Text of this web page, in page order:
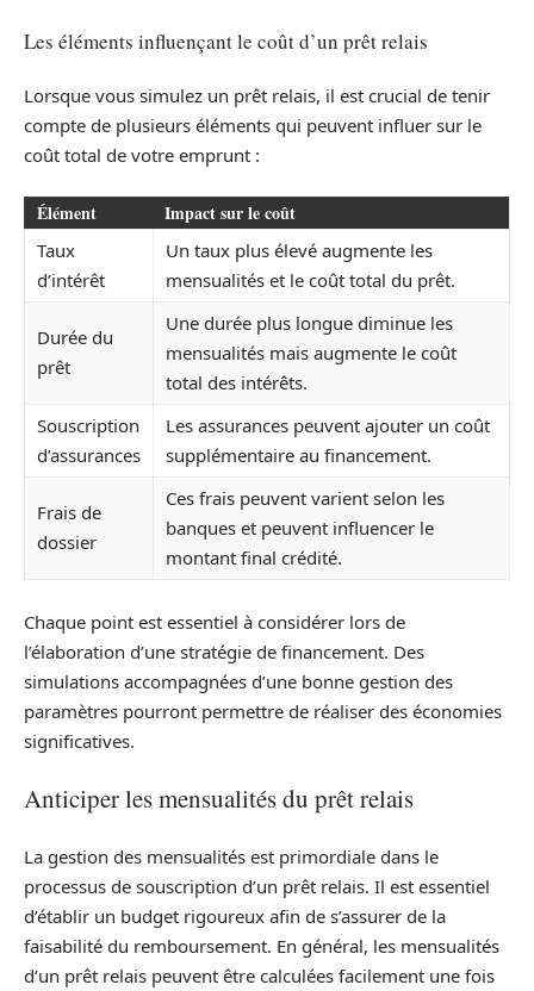
Les éléments influençant le coût d’un prêt relais
Lorsque vous simulez un prêt relais, il est crucial de tenir
compte de plusieurs éléments qui peuvent influer sur le
coût total de votre emprunt :
Élément Impact sur le coût
Taux
d’intérêt
Un taux plus élevé augmente les
mensualités et le coût total du prêt.
Durée du
prêt
Une durée plus longue diminue les
mensualités mais augmente le coût
total des intérêts.
Souscription
d’assurances
Les assurances peuvent ajouter un coût
supplémentaire au financement.
Frais de
dossier
Ces frais peuvent varient selon les
banques et peuvent influencer le
montant final crédité.
Chaque point est essentiel à considérer lors de
l’élaboration d’une stratégie de financement. Des
simulations accompagnées d’une bonne gestion des
paramètres pourront permettre de réaliser des économies
significatives.
Anticiper les mensualités du prêt relais
La gestion des mensualités est primordiale dans le
processus de souscription d’un prêt relais. Il est essentiel
d’établir un budget rigoureux afin de s’assurer de la
faisabilité du remboursement. En général, les mensualités
d’un prêt relais peuvent être calculées facilement une fois